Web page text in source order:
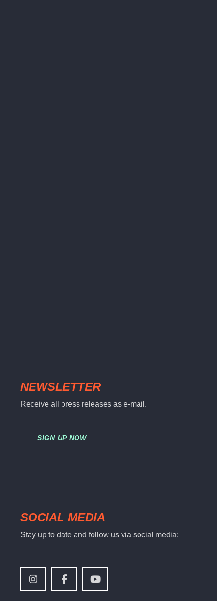
NEWSLETTER
Receive all press releases as e-mail.
SIGN UP NOW
SOCIAL MEDIA
Stay up to date and follow us via social media: